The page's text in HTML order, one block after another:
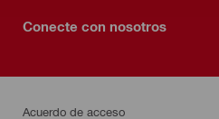
Conecte con nosotros
Acuerdo de acceso